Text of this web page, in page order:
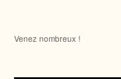
Venez nombreux !